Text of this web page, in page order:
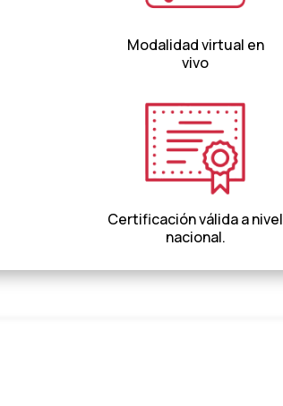
Modalidad virtual en
vivo
Certificación válida a nivel
nacional.